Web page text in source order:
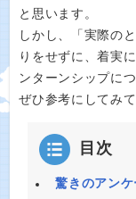
と思います。
しかし、「実際の
りをせずに、着実
ンターンシップに
ぜひ参考にしてみて
目次
驚きのアン